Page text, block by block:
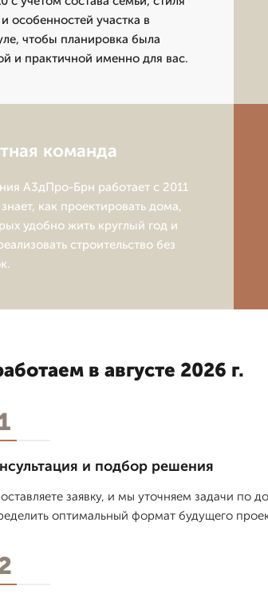
особенностей участка в
чтобы планировка была
и практичной именно для вас.
команда
А3дПро-Брн работает с 2011
как проектировать дома,
удобно жить круглый год и
строительство без
в августе 2026 г.
и подбор решения
заявку, и мы уточняем задачи по
оптимальный формат будущего